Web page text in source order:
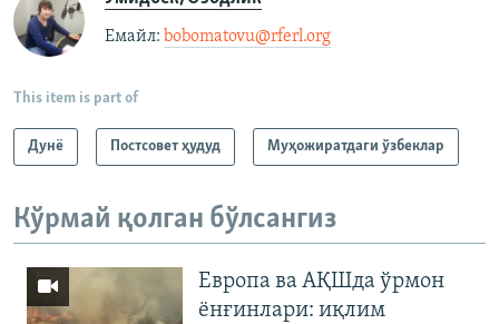
Емайл: ​ bobomatovu@rferl.org
This item is part of
Дунë Постсовет ҳудуд Муҳожиратдаги ўзбеклар
Кўрмай қолган бўлсангиз
Европа ва АҚШда ўрмон
ёнғинлари: иқлим